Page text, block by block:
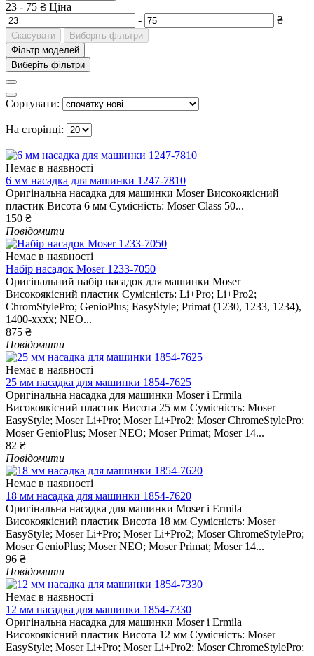
23 - 75 ₴ Ціна
-
₴
Скасувати
Виберіть фільтри
Фільтр моделей
Виберіть фільтри
Сортувати:
На сторінці:
Немає в наявності
6 мм насадка для машинки 1247-7810
Оригінальна насадка для машинки Moser Високоякісний
пластик Висота 6 мм Сумісність: Moser Class 50...
150 ₴
Повідомити
Немає в наявності
Набір насадок Moser 1233-7050
Оригінальний набір насадок для машинки Moser
Високоякісний пластик Сумісність: Li+Pro; Li+Pro2;
ChromStylePro; GenioPlus; EasyStyle; Primat (1230, 1233, 1234),
1400-xxxx; NEO...
875 ₴
Повідомити
Немає в наявності
25 мм насадка для машинки 1854-7625
Оригінальна насадка для машинки Moser і Ermila
Високоякісний пластик Висота 25 мм Сумісність: Moser
EasyStyle; Moser Li+Pro; Moser Li+Pro2; Moser ChromeStylePro;
Moser GenioPlus; Moser NEO; Moser Primat; Moser 14...
82 ₴
Повідомити
Немає в наявності
18 мм насадка для машинки 1854-7620
Оригінальна насадка для машинки Moser і Ermila
Високоякісний пластик Висота 18 мм Сумісність: Moser
EasyStyle; Moser Li+Pro; Moser Li+Pro2; Moser ChromeStylePro;
Moser GenioPlus; Moser NEO; Moser Primat; Moser 14...
96 ₴
Повідомити
Немає в наявності
12 мм насадка для машинки 1854-7330
Оригінальна насадка для машинки Moser і Ermila
Високоякісний пластик Висота 12 мм Сумісність: Moser
EasyStyle; Moser Li+Pro; Moser Li+Pro2; Moser ChromeStylePro;